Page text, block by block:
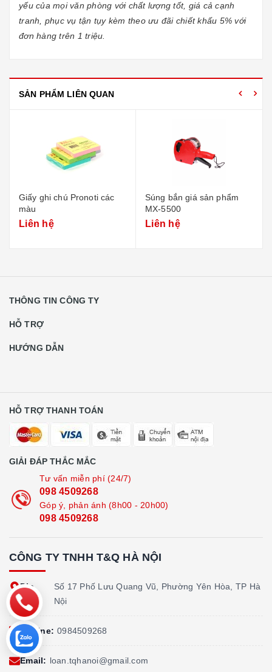
yếu của mọi văn phòng với chất lượng tốt, giá cả cạnh
tranh, phục vụ tận tụy kèm theo ưu đãi chiết khấu 5% với
đơn hàng trên 1 triệu.
SẢN PHẨM LIÊN QUAN
Giấy ghi chú Pronoti các
màu
Liên hệ
Súng bắn giá sản phẩm
MX-5500
Liên hệ
THÔNG TIN CÔNG TY
HỖ TRỢ
HƯỚNG DẪN
HỖ TRỢ THANH TOÁN
GIẢI ĐÁP THẮC MẮC
Tư vấn miễn phí (24/7)
098 4509268
Góp ý, phản ánh (8h00 - 20h00)
098 4509268
CÔNG TY TNHH T&Q HÀ NỘI
Địa
chỉ:
Số 17 Phố Lưu Quang Vũ, Phường Yên Hòa, TP Hà
Nội
Hotline: 0984509268
Email: loan.tqhanoi@gmail.com